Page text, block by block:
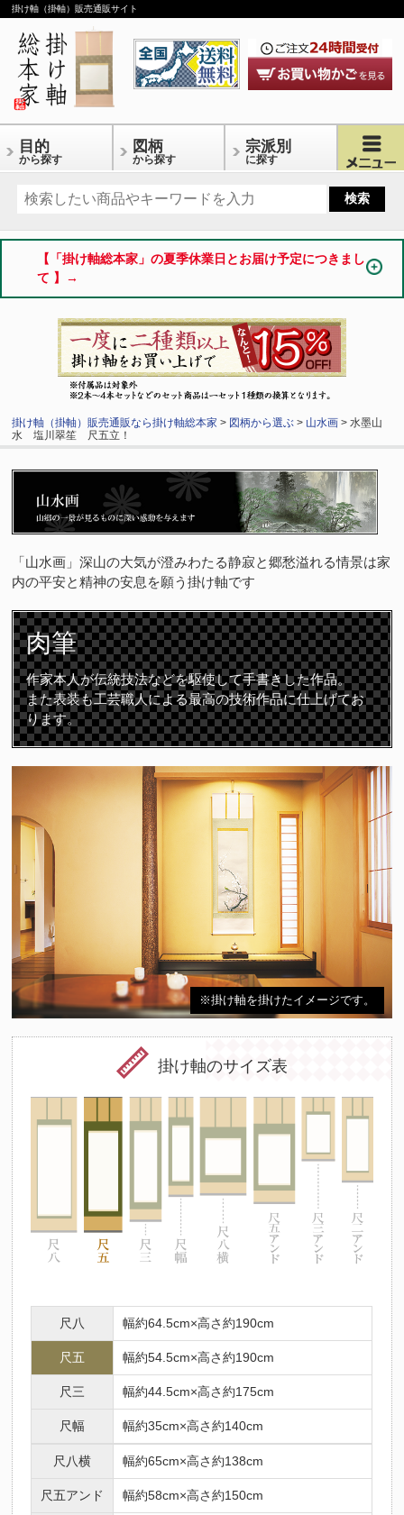
掛け軸（掛軸）販売通販サイト
目的
から探す
図柄
から探す
宗派別
に探す
【「掛け軸総本家」の夏季休業日とお届け予定につきまし
て 】→
掛け軸（掛軸）販売通販なら掛け軸総本家 > 図柄から選ぶ > 山水画 > 水墨山
水 塩川翠笙 尺五立！
「山水画」深山の大気が澄みわたる静寂と郷愁溢れる情景は家
内の平安と精神の安息を願う掛け軸です
肉筆
作家本人が伝統技法などを駆使して手書きした作品。
また表装も工芸職人による最高の技術作品に仕上げてお
ります。
※掛け軸を掛けたイメージです。
掛け軸のサイズ表
尺八 幅約64.5cm×高さ約190cm
尺五 幅約54.5cm×高さ約190cm
尺三 幅約44.5cm×高さ約175cm
尺幅 幅約35cm×高さ約140cm
尺八横 幅約65cm×高さ約138cm
尺五アンド 幅約58cm×高さ約150cm